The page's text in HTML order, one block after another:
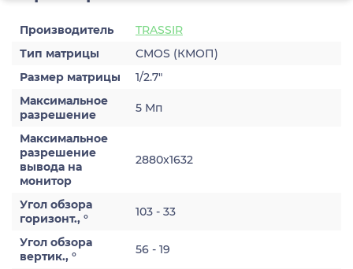
Производитель
TRASSIR
Тип матрицы
CMOS (КМОП)
Размер матрицы
1/2.7″
Максимальное
разрешение
5 Мп
Максимальное
разрешение
вывода на
монитор
2880x1632
Угол обзора
горизонт., °
103 - 33
Угол обзора
вертик., °
56 - 19